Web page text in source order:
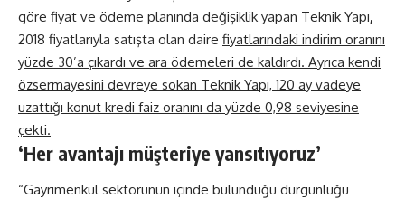
göre fiyat ve ödeme planında değişiklik yapan Teknik Yapı,
2018 fiyatlarıyla satışta olan daire fiyatlarındaki indirim oranını
yüzde 30’a çıkardı ve ara ödemeleri de kaldırdı. Ayrıca kendi
özsermayesini devreye sokan Teknik Yapı, 120 ay vadeye
uzattığı konut kredi faiz oranını da yüzde 0,98 seviyesine
çekti.
‘Her avantajı müşteriye yansıtıyoruz’
“Gayrimenkul sektörünün içinde bulunduğu durgunluğu